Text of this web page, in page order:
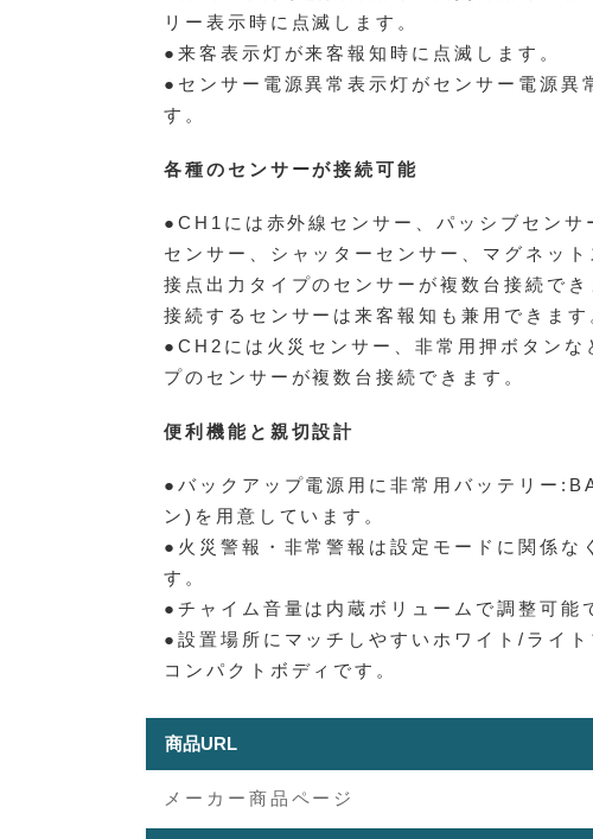
リー表示時に点滅します。
●来客表示灯が来客報知時に点滅します。
●センサー電源異常表示灯がセンサー電源異
す。
各種のセンサーが接続可能
●CH1には赤外線センサー、パッシブセンサ
センサー、シャッターセンサー、マグネッ
接点出力タイプのセンサーが複数台接続で
接続するセンサーは来客報知も兼用できます
●CH2には火災センサー、非常用押ボタンな
プのセンサーが複数台接続できます。
便利機能と親切設計
●バックアップ電源用に非常用バッテリー
ン)を用意しています。
●火災警報・非常警報は設定モードに関係な
す。
●チャイム音量は内蔵ボリュームで調整可能
●設置場所にマッチしやすいホワイト/ライト
コンパクトボディです。
商品URL
メーカー商品ページ